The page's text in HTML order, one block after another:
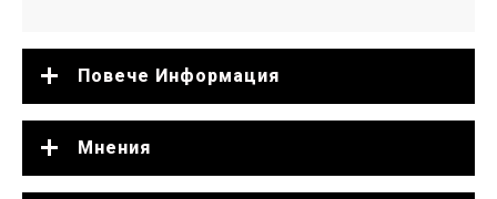
Повече Информация
Мнения